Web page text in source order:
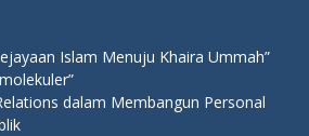
Islam Menuju Khaira Ummah”
dalam Membangun Personal